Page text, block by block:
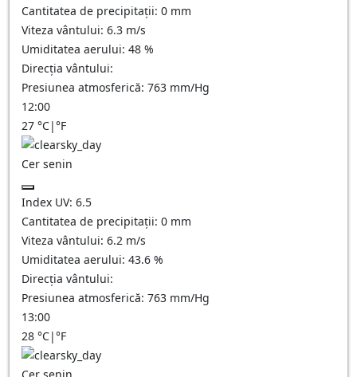
Cantitatea de precipitații: 0 mm
Viteza vântului: 6.3 m/s
Umiditatea aerului: 48 %
Direcția vântului:
Presiunea atmosferică: 763 mm/Hg
12:00
27 °C|°F
Cer senin
Index UV: 6.5
Cantitatea de precipitații: 0 mm
Viteza vântului: 6.2 m/s
Umiditatea aerului: 43.6 %
Direcția vântului:
Presiunea atmosferică: 763 mm/Hg
13:00
28 °C|°F